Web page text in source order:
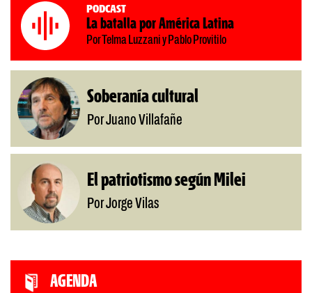
Podcast
La batalla por América Latina
Por Telma Luzzani y Pablo Provitilo
Soberanía cultural
Por Juano Villafañe
El patriotismo según Milei
Por Jorge Vilas
AGENDA